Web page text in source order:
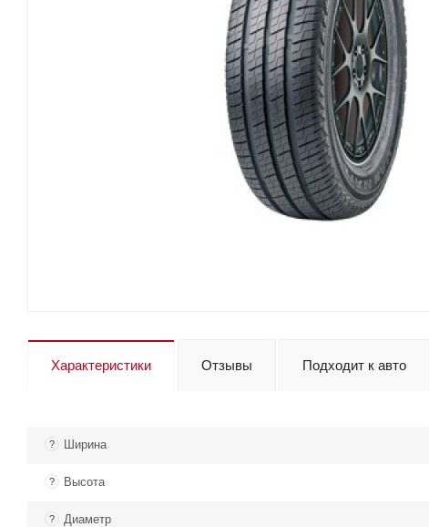
Характеристики Отзывы Подходит к авто
? Ширина
? Высота
? Диаметр